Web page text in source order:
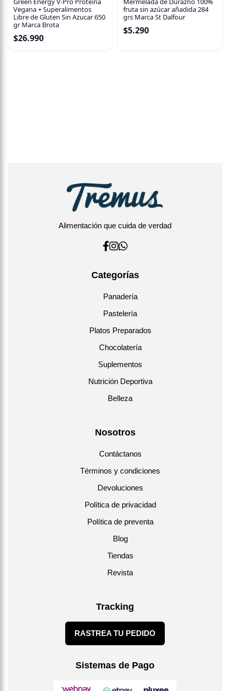
amonio y carbonato ácido de sodio), sal, emulgente
(lecitina de soja), aroma. Puede contener trazas de frutos
secos.
Vegana + Superalimentos
Libre de Gluten Sin Azucar 650
gr Marca Brota
$26.990
fruta sin azúcar añadida 284
grs Marca St Dalfour
$5.290
Alimentación que cuida de verdad
Categorías
Panadería
Pastelería
Platos Preparados
Chocolatería
Suplementos
Nutrición Deportiva
Belleza
Nosotros
Contáctanos
Términos y condiciones
Devoluciones
Política de privacidad
Política de preventa
Blog
Tiendas
Revista
Tracking
RASTREA TU PEDIDO
Sistemas de Pago